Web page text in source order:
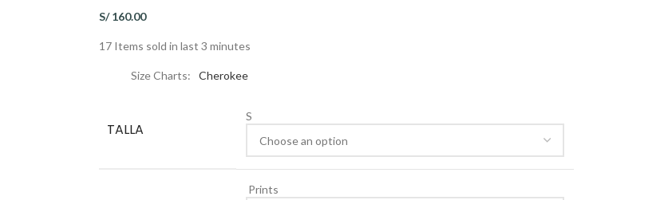
S/160.00
17 Items sold in last 3 minutes
Size Charts Cherokee
TALLA
S
Prints